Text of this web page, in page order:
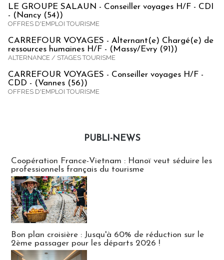
LE GROUPE SALAUN - Conseiller voyages H/F - CDI
- (Nancy (54))
OFFRES D'EMPLOI TOURISME
CARREFOUR VOYAGES - Alternant(e) Chargé(e) de
ressources humaines H/F - (Massy/Evry (91))
ALTERNANCE / STAGES TOURISME
CARREFOUR VOYAGES - Conseiller voyages H/F -
CDD - (Vannes (56))
OFFRES D'EMPLOI TOURISME
PUBLI-NEWS
Coopération France-Vietnam : Hanoï veut séduire les
professionnels français du tourisme
Bon plan croisière : Jusqu'à 60% de réduction sur le
2ème passager pour les départs 2026 !